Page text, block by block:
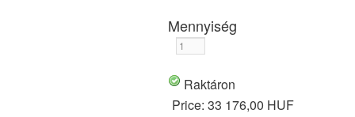
Mennyiség
Raktáron
Price:33 176,00 HUF